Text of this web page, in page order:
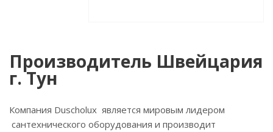
Производитель Швейцария
г. Тун
Компания Duscholux является мировым лидером
сантехнического оборудования и производит